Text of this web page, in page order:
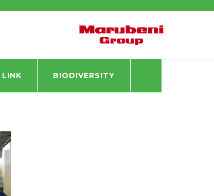
LINK BIODIVERSITY